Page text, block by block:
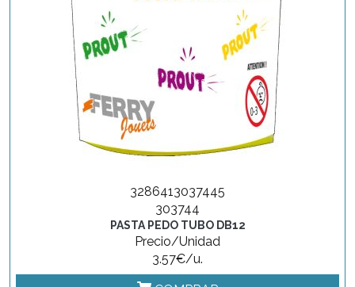
3286413037445
303744
PASTA PEDO TUBO DB12
Precio/Unidad
3.57€/u.